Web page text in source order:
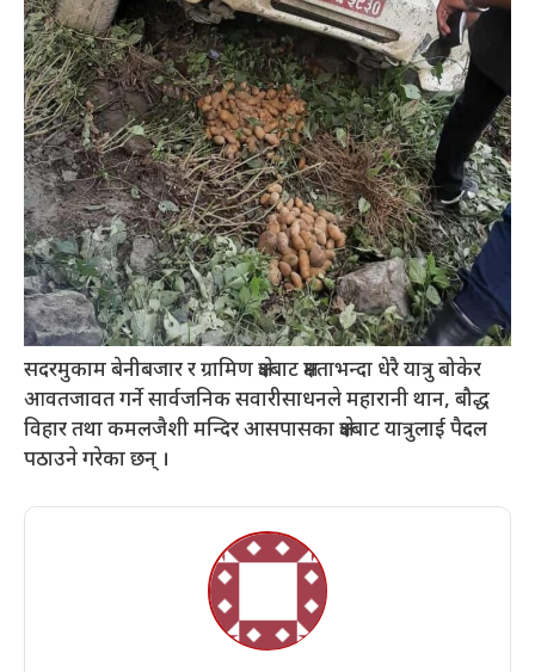
सदरमुकाम बेनीबजार र ग्रामिण क्षेत्रबाट क्षमताभन्दा धेरै यात्रु बोकेर
आवतजावत गर्ने सार्वजनिक सवारीसाधनले महारानी थान, बौद्ध
विहार तथा कमलजैशी मन्दिर आसपासका क्षेत्रबाट यात्रुलाई पैदल
पठाउने गरेका छन् ।